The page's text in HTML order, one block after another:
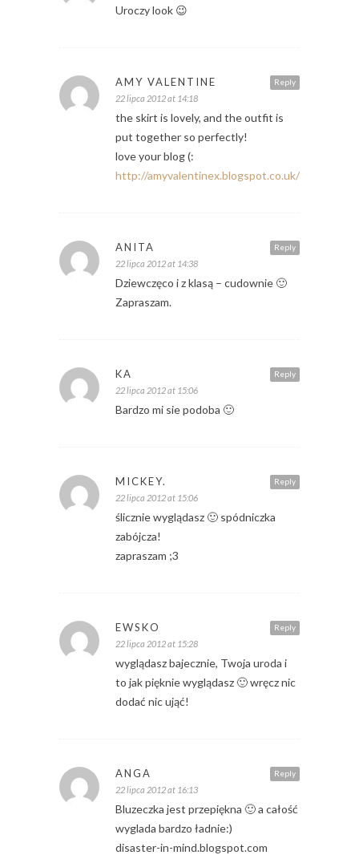
Uroczy look 😉
Reply
AMY VALENTINE
22 lipca 2012 at 14:18
the skirt is lovely, and the outfit is
put together so perfectly!
love your blog (:
http://amyvalentinex.blogspot.co.uk/
Reply
ANITA
22 lipca 2012 at 14:38
Dziewczęco i z klasą – cudownie 🙂
Zapraszam.
Reply
KA
22 lipca 2012 at 15:06
Bardzo mi sie podoba 🙂
Reply
MICKEY.
22 lipca 2012 at 15:06
ślicznie wyglądasz 🙂 spódniczka
zabójcza!
zapraszam ;3
Reply
EWSKO
22 lipca 2012 at 15:28
wyglądasz bajecznie, Twoja uroda i
to jak pięknie wyglądasz 🙂 wręcz nic
dodać nic ująć!
Reply
ANGA
22 lipca 2012 at 16:13
Bluzeczka jest przepiękna 🙂 a całość
wyglada bardzo ładnie:)
disaster-in-mind.blogspot.com